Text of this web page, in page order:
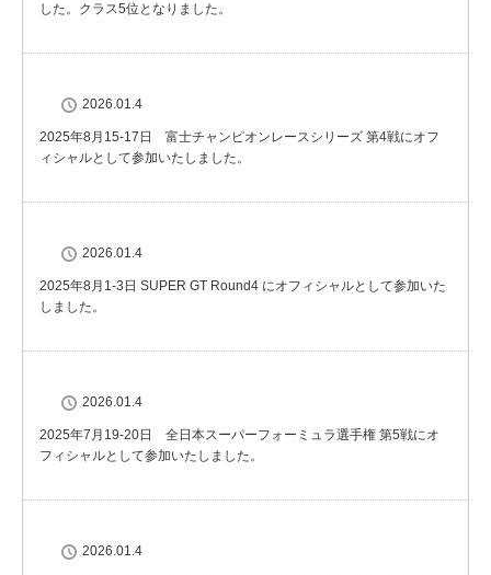
した。クラス5位となりました。
2026.01.4
2025年8月15-17日 富士チャンピオンレースシリーズ 第4戦にオフ
ィシャルとして参加いたしました。
2026.01.4
2025年8月1-3日 SUPER GT Round4 にオフィシャルとして参加いた
しました。
2026.01.4
2025年7月19-20日 全日本スーパーフォーミュラ選手権 第5戦にオ
フィシャルとして参加いたしました。
2026.01.4